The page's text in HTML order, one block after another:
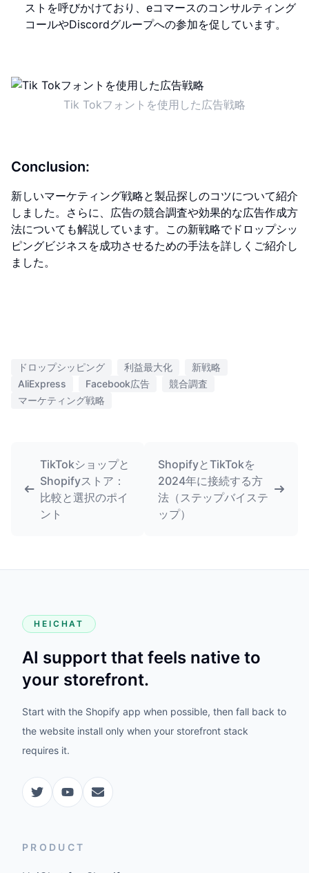
ストを呼びかけており、eコマースのコンサルティング
コールやDiscordグループへの参加を促しています。
Tik Tokフォントを使用した広告戦略
Conclusion:
新しいマーケティング戦略と製品探しのコツについて紹介
しました。さらに、広告の競合調査や効果的な広告作成方
法についても解説しています。この新戦略でドロップシッ
ピングビジネスを成功させるための手法を詳しくご紹介し
ました。
ドロップシッピング 利益最大化
新戦略
AliExpress
Facebook広告
競合調査
マーケティング戦略
TikTokショップと
Shopifyストア：
比較と選択のポイ
ント
ShopifyとTikTokを
2024年に接続する方
法（ステップバイステ
ップ）
HEICHAT
AI support that feels native to
your storefront.
Start with the Shopify app when possible, then fall back to
the website install only when your storefront stack
requires it.
PRODUCT